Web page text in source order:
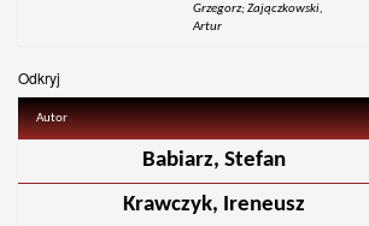
Grzegorz; Zajączkowski,
Artur
Odkryj
Autor
Babiarz, Stefan
Krawczyk, Ireneusz